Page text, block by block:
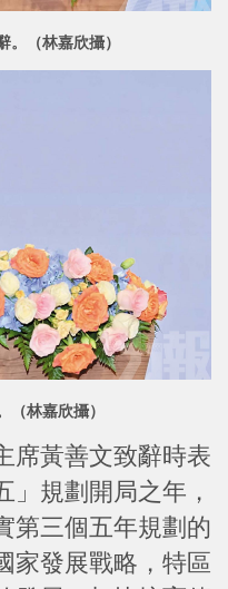
（林嘉欣攝）
林嘉欣攝）
席黃善文致辭時表
」規劃開局之年，
第三個五年規劃的
家發展戰略，特區